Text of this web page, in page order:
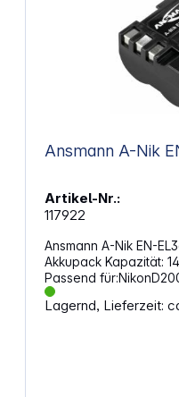
Ansmann A-Nik
Artikel-Nr.:
117922
Ansmann A-Nik EN-
Akkupack Kapazität: 1400 mAh Spannung: 7,4 V
Passend
D90, MB-D200, MB-
Lagernd, Lieferzeit: